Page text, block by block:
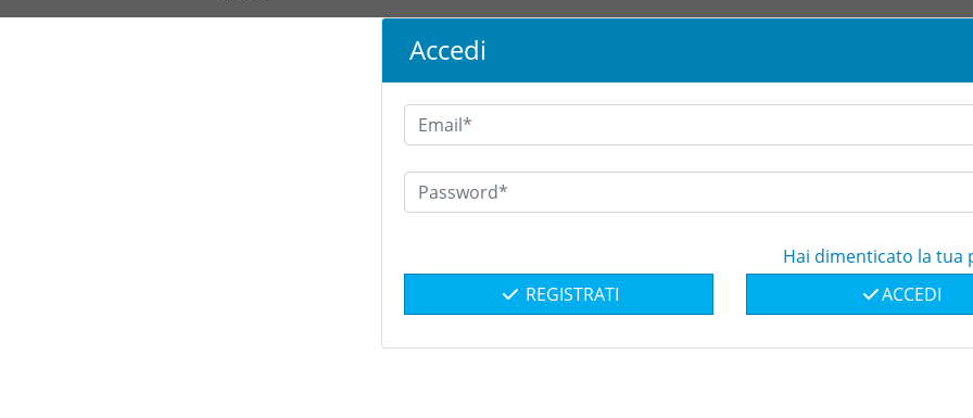
Accedi
Hai dimenticato la tua
REGISTRATI
ACCEDI